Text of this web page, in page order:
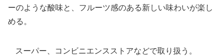
ーのような酸味と、フルーツ感のある新しい味わいが楽し
める。
スーパー、コンビニエンスストアなどで取り扱う。